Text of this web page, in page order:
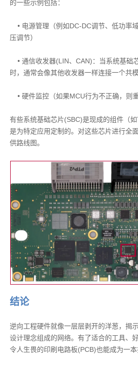
的一些示例包括：
• 电源管理（例如DC-DC调节、低功率
压调节）
• 通信收发器(LIN、CAN)：当系统基础
时，通常会像其他收发器一样连接一个共模
• 硬件监控（如果MCU行为不正确，则重
有些系统基础芯片(SBC)是现成的组件（
是为特定应用定制的。对这些芯片进行全
供路线图。
结论
逆向工程硬件就像一层层剥开的洋葱，揭
设计理念组成的网络。有了适合的工具、
令人生畏的印刷电路板(PCB)也能成为一本